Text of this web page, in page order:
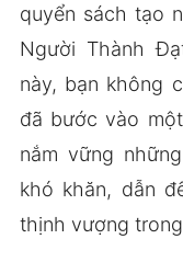
quyển sách tạo
Người Thành
này, bạn không
đã bước vào
nắm vững
khó khăn, dẫn
thịnh vượng